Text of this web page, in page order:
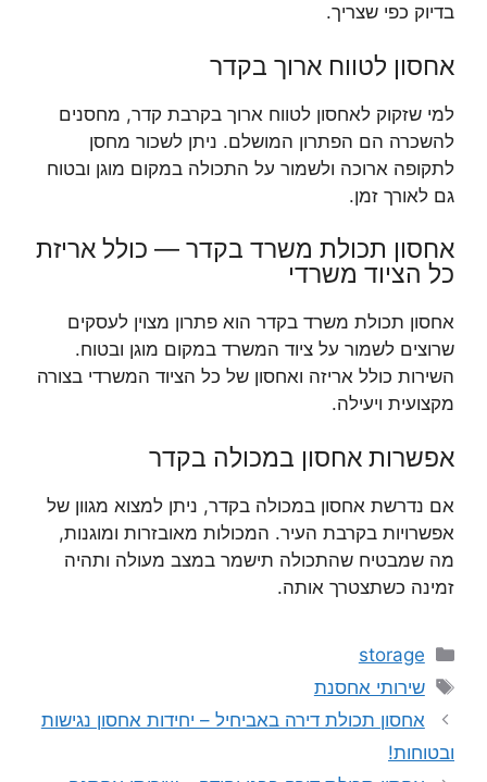
בדיוק כפי שצריך.
אחסון לטווח ארוך בקדר
למי שזקוק לאחסון לטווח ארוך בקרבת קדר, מחסנים
להשכרה הם הפתרון המושלם. ניתן לשכור מחסן
לתקופה ארוכה ולשמור על התכולה במקום מוגן ובטוח
גם לאורך זמן.
אחסון תכולת משרד בקדר — כולל אריזת
כל הציוד משרדי
אחסון תכולת משרד בקדר הוא פתרון מצוין לעסקים
שרוצים לשמור על ציוד המשרד במקום מוגן ובטוח.
השירות כולל אריזה ואחסון של כל הציוד המשרדי בצורה
מקצועית ויעילה.
אפשרות אחסון במכולה בקדר
אם נדרשת אחסון במכולה בקדר, ניתן למצוא מגוון של
אפשרויות בקרבת העיר. המכולות מאובזרות ומוגנות,
מה שמבטיח שהתכולה תישמר במצב מעולה ותהיה
זמינה כשתצטרך אותה.
קטגוריות
storage
תגיות
שירותי אחסנת
אחסון תכולת דירה באביחיל – יחידות אחסון נגישות
ובטוחות!